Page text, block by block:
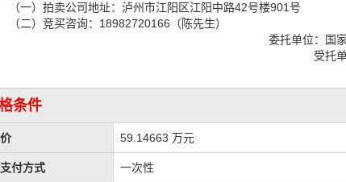
（一）拍卖公司地址：泸州市江阳区江阳中路42号楼901号
（二）竞买咨询：18982720166（陈先生）
委托单位：国
受托
条件
59.14663 万元
付方式 一次性